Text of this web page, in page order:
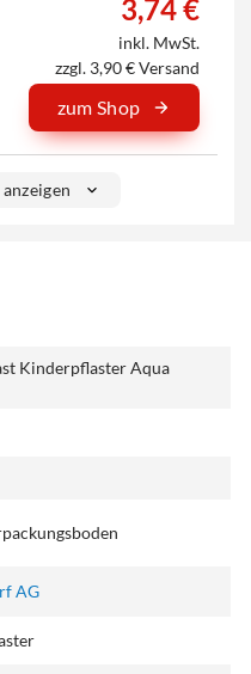
3,74 €
inkl. MwSt.
zzgl. 3,90 € Versand
zum Shop
Kinderpflaster Aqua
AG